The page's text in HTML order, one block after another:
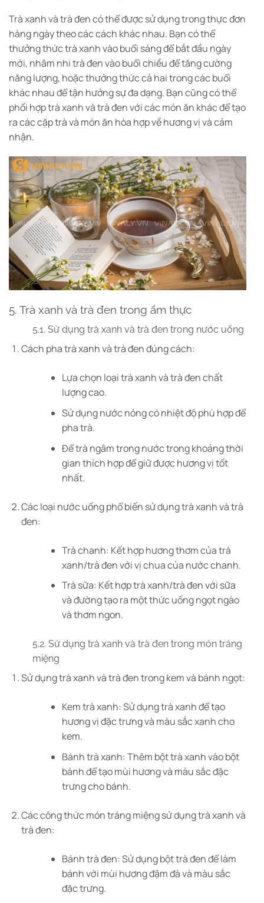
Trà xanh và trà đen có thể được sử dụng trong thực đơn
hàng ngày theo các cách khác nhau. Bạn có thể
thưởng thức trà xanh vào buổi sáng để bắt đầu ngày
mới, nhâm nhi trà đen vào buổi chiều để tăng cường
năng lượng, hoặc thưởng thức cả hai trong các buổi
khác nhau để tận hưởng sự đa dạng. Bạn cũng có thể
phối hợp trà xanh và trà đen với các món ăn khác để tạo
ra các cặp trà và món ăn hòa hợp về hương vị và cảm
nhận.
5. Trà xanh và trà đen trong ẩm thực
5.1. Sử dụng trà xanh và trà đen trong nước uống
Cách pha trà xanh và trà đen đúng cách:
Lựa chọn loại trà xanh và trà đen chất
lượng cao.
Sử dụng nước nóng có nhiệt độ phù hợp để
pha trà.
Để trà ngâm trong nước trong khoảng thời
gian thích hợp để giữ được hương vị tốt
nhất.
Các loại nước uống phổ biến sử dụng trà xanh và trà
đen:
Trà chanh: Kết hợp hương thơm của trà
xanh/trà đen với vị chua của nước chanh.
Trà sữa: Kết hợp trà xanh/trà đen với sữa
và đường tạo ra một thức uống ngọt ngào
và thơm ngon.
5.2. Sử dụng trà xanh và trà đen trong món tráng
miệng
Sử dụng trà xanh và trà đen trong kem và bánh ngọt:
Kem trà xanh: Sử dụng trà xanh để tạo
hương vị đặc trưng và màu sắc xanh cho
kem.
Bánh trà xanh: Thêm bột trà xanh vào bột
bánh để tạo mùi hương và màu sắc đặc
trưng cho bánh.
Các công thức món tráng miệng sử dụng trà xanh và
trà đen:
Bánh trà đen: Sử dụng bột trà đen để làm
bánh với mùi hương đậm đà và màu sắc
đặc trưng.